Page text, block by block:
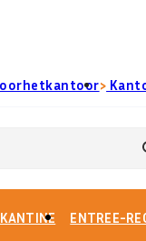
›
KANTINE ENTREE-